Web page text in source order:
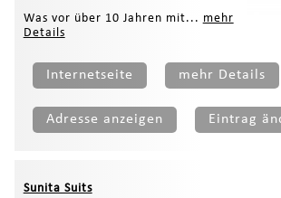
Was vor über 10 Jahren mit... mehr
Details
Internetseite mehr Details
Adresse anzeigen Eintrag
Sunita Suits